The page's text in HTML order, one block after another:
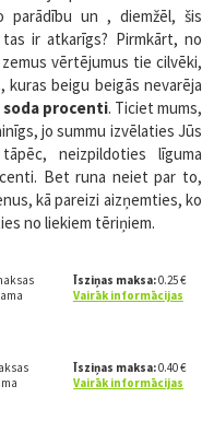
parādību un , diemžēl, šis
ir atkarīgs? Pirmkārt, no
vērtējumus tie cilvēki,
kuras beigu beigās nevarēja
procenti. Ticiet mums,
jo summu izvēlaties Jūs
neizpildoties līguma
Bet runa neiet par to,
kā pareizi aizņemties, ko
no liekiem tēriņiem.
Īsziņas maksa:0.25 €
Vairāk informācijas
Īsziņas maksa:0.40 €
Vairāk informācijas